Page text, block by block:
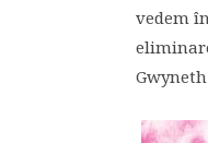
vedem